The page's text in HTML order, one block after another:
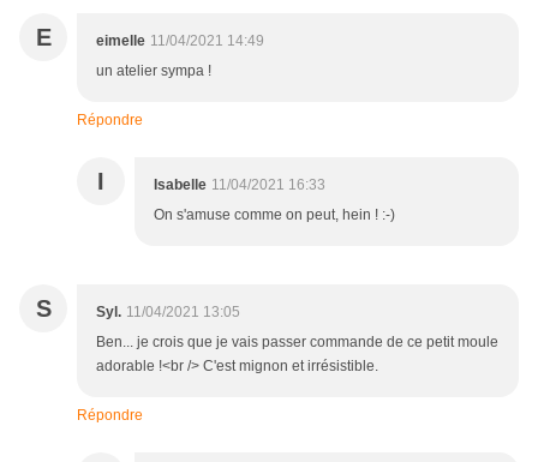
E eimelle 11/04/2021 14:49
un atelier sympa !
Répondre
I Isabelle 11/04/2021 16:33
On s'amuse comme on peut, hein ! :-)
S Syl. 11/04/2021 13:05
Ben... je crois que je vais passer commande de ce petit moule
adorable !<br /> C'est mignon et irrésistible.
Répondre